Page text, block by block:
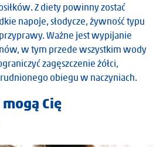
Z diety powinny zostać
napoje, słodycze, żywność typu
Ważne jest wypijanie
w tym przede wszystkim wody
zagęszczenie żółci,
obiegu w naczyniach.
Cię